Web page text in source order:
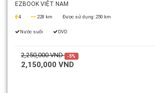
EZBOOK VIỆT NAM
4 228 km Được sử dụng:250 km
Nước suối DVD
2,250,000 VND -5%
2,150,000 VND